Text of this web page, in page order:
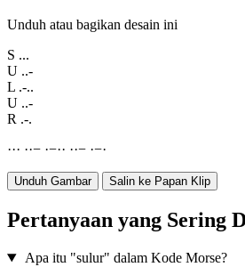
Unduh atau bagikan desain ini
S ...
U ..-
L .-..
U ..-
R .-.
··· ··− ·−·· ··− ·−·
Unduh Gambar Salin ke Papan Klip
Pertanyaan yang Sering
Apa itu "sulur" dalam Kode Morse?